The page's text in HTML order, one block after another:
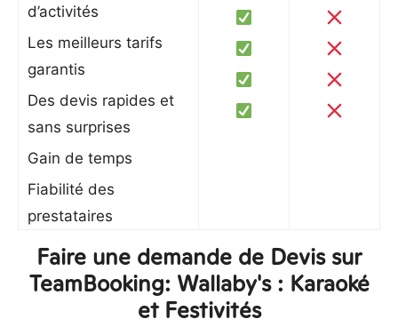
d’activités
Les meilleurs tarifs
garantis
Des devis rapides et
sans surprises
Gain de temps
Fiabilité des
prestataires
Faire une demande de Devis sur
TeamBooking: Wallaby's : Karaoké
et Festivités